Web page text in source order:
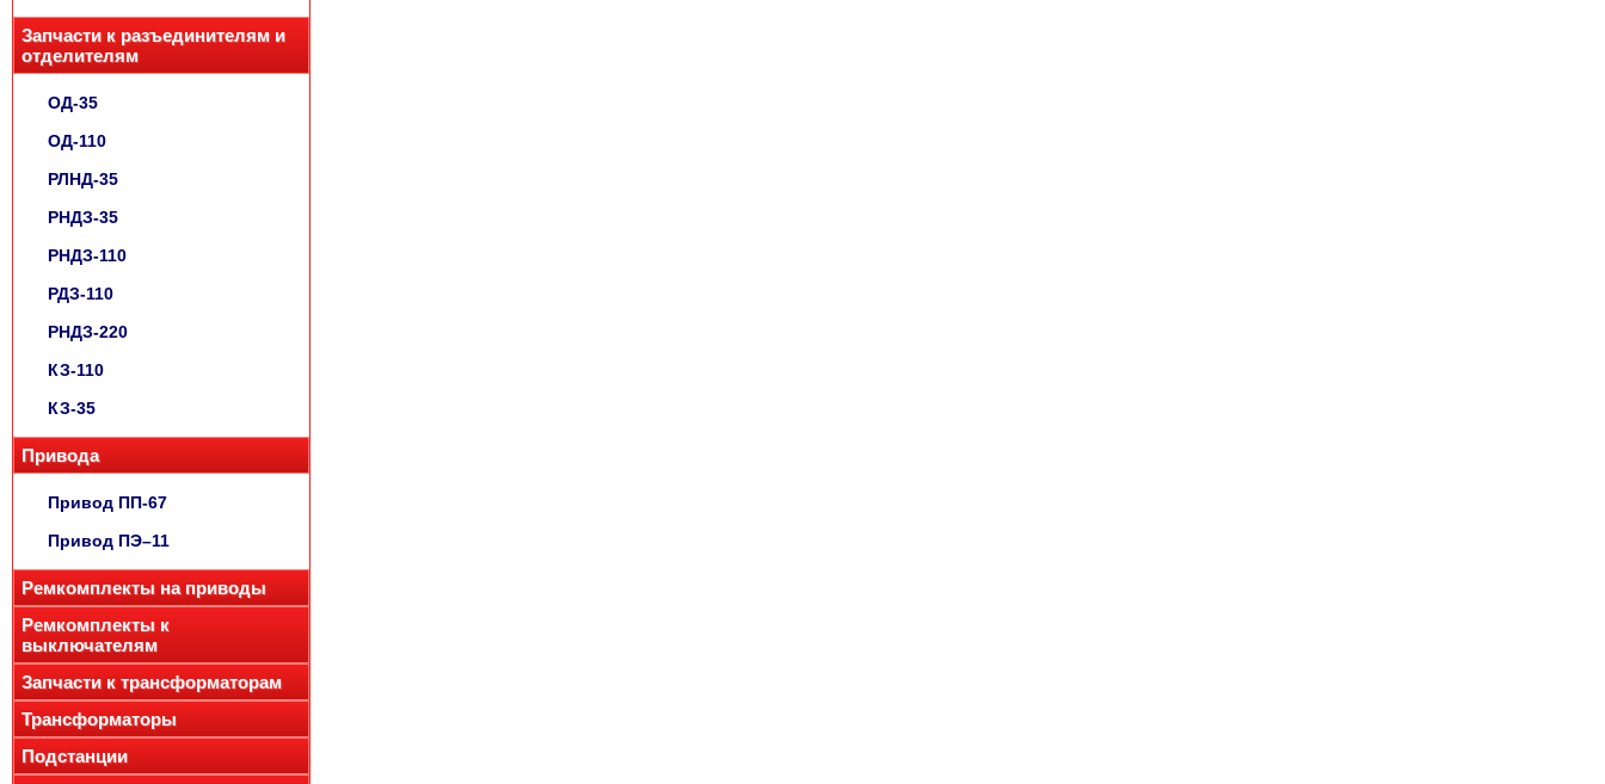
Запчасти к разъединителям и
отделителям
ОД-35
ОД-110
РЛНД-35
РНДЗ-35
РНДЗ-110
РДЗ-110
РНДЗ-220
КЗ-110
КЗ-35
Привода
Привод ПП-67
Привод ПЭ–11
Ремкомплекты на приводы
Ремкомплекты к
выключателям
Запчасти к трансформаторам
Трансформаторы
Подстанции